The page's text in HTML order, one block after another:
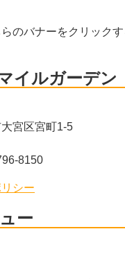
のバナーをクリック
イルガーデン
宮区宮町1-5
8150
シー
ー